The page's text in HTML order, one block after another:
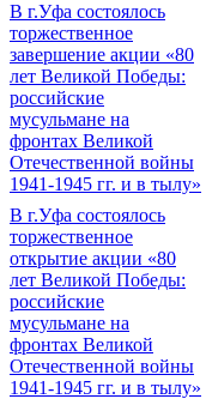
В г.Уфа состоялось
торжественное
завершение акции «80
лет Великой Победы:
российские
мусульмане на
фронтах Великой
Отечественной войны
1941-1945 гг. и в тылу»
В г.Уфа состоялось
торжественное
открытие акции «80
лет Великой Победы:
российские
мусульмане на
фронтах Великой
Отечественной войны
1941-1945 гг. и в тылу»